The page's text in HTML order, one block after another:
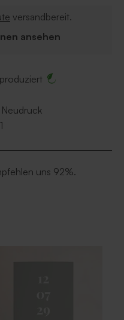
versandbereit.
ansehen
produziert
uns 92%.